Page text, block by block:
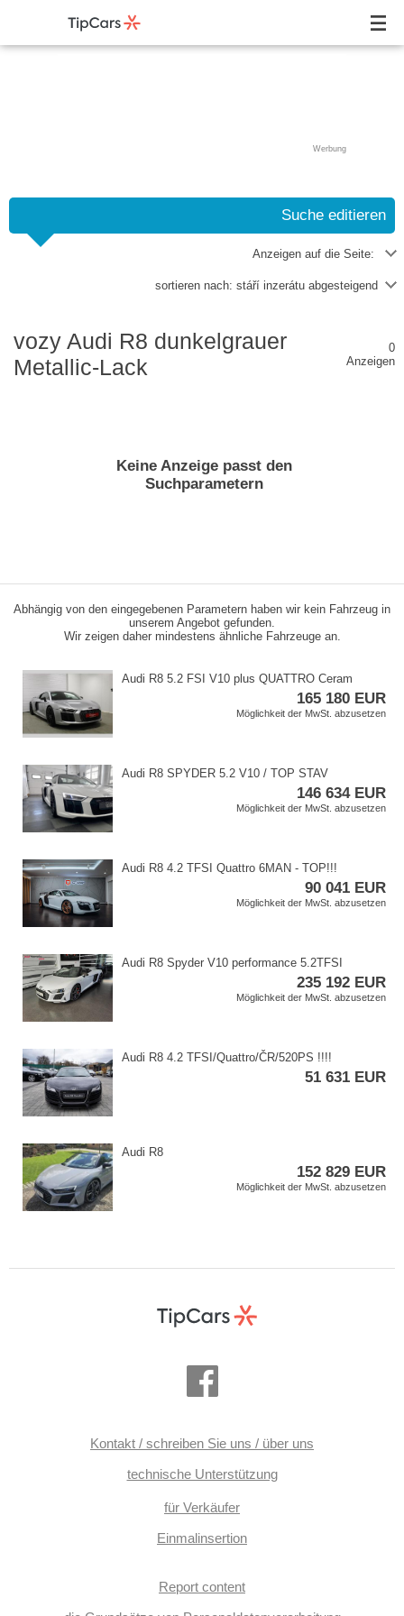
Werbung
Suche editieren
Anzeigen auf die Seite:
sortieren nach: stáří inzerátu abgesteigend
vozy Audi R8 dunkelgrauer
Metallic-Lack
0
Anzeigen
Keine Anzeige passt den
Suchparametern
Abhängig von den eingegebenen Parametern haben wir kein Fahrzeug in
unserem Angebot gefunden.
Wir zeigen daher mindestens ähnliche Fahrzeuge an.
Audi R8 5.2 FSI V10 plus QUATTRO Ceram
165 180 EUR
Möglichkeit der MwSt. abzusetzen
Audi R8 SPYDER 5.2 V10 / TOP STAV
146 634 EUR
Möglichkeit der MwSt. abzusetzen
Audi R8 4.2 TFSI Quattro 6MAN ​- TOP!!!
90 041 EUR
Möglichkeit der MwSt. abzusetzen
Audi R8 Spyder V10 performance 5.2TFSI
235 192 EUR
Möglichkeit der MwSt. abzusetzen
Audi R8 4.2 TFSI/Quattro/ČR/520PS !!!!
51 631 EUR
Audi R8
152 829 EUR
Möglichkeit der MwSt. abzusetzen
Kontakt / schreiben Sie uns / über uns
technische Unterstützung
für Verkäufer
Einmalinsertion
Report content